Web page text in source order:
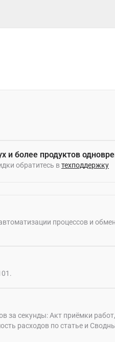
и более продуктов
обратитесь втехподдержку
процессов и
за секунды: Акт приёмки работ,
расходов по статье и